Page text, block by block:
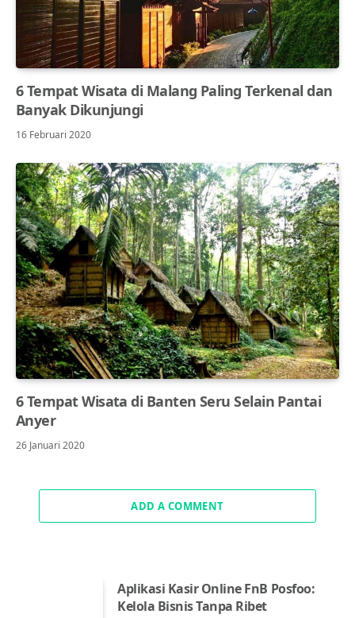
6 Tempat Wisata di Malang Paling Terkenal dan
Banyak Dikunjungi
16 Februari 2020
6 Tempat Wisata di Banten Seru Selain Pantai
Anyer
26 Januari 2020
ADD A COMMENT
Aplikasi Kasir Online FnB Posfoo:
Kelola Bisnis Tanpa Ribet